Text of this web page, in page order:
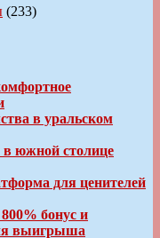
(233)
в уральском
в южной столице
для ценителей
бонус и
выигрыша